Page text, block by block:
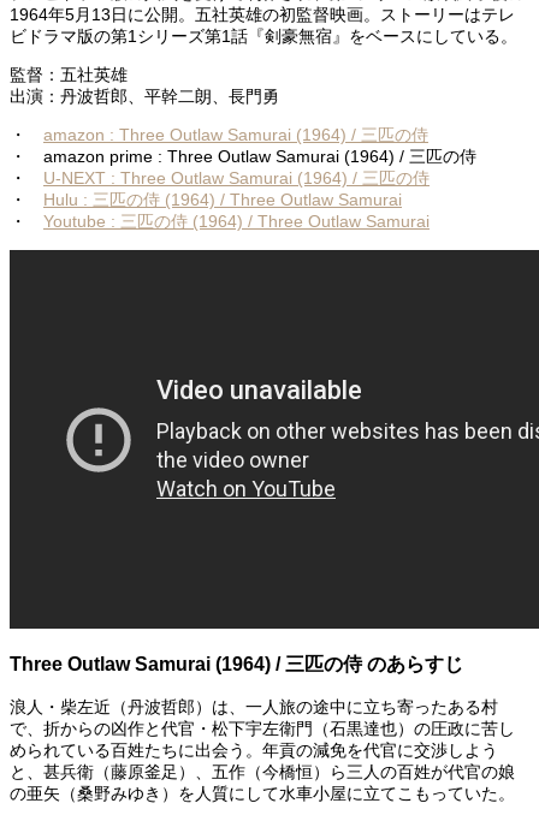
1964年5月13日に公開。五社英雄の初監督映画。ストーリーはテレ
ビドラマ版の第1シリーズ第1話『剣豪無宿』をベースにしている。
監督：五社英雄
出演：丹波哲郎、平幹二朗、長門勇
・ amazon : Three Outlaw Samurai (1964) / 三匹の侍
・ amazon prime : Three Outlaw Samurai (1964) / 三匹の侍
・ U-NEXT : Three Outlaw Samurai (1964) / 三匹の侍
・ Hulu : 三匹の侍 (1964) / Three Outlaw Samurai
・ Youtube : 三匹の侍 (1964) / Three Outlaw Samurai
Three Outlaw Samurai (1964) / 三匹の侍 のあらすじ
浪人・柴左近（丹波哲郎）は、一人旅の途中に立ち寄ったある村
で、折からの凶作と代官・松下宇左衛門（石黒達也）の圧政に苦し
められている百姓たちに出会う。年貢の減免を代官に交渉しよう
と、甚兵衛（藤原釜足）、五作（今橋恒）ら三人の百姓が代官の娘
の亜矢（桑野みゆき）を人質にして水車小屋に立てこもっていた。